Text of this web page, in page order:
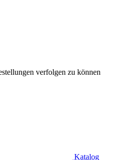
verfolgen zu können
Katalog